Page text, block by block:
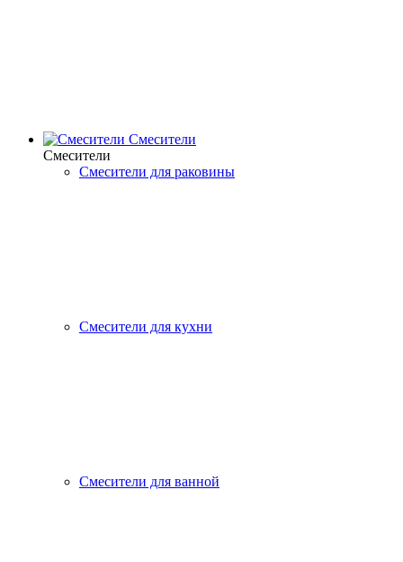
Смесители
Смесители
Смесители для раковины
Смесители для кухни
Смесители для ванной